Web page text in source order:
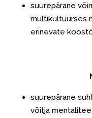
suurepärane
multikultuurses
erinevate
suurepärane
võitja